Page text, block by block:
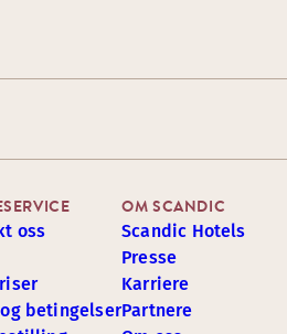
oss
betingelser
OM SCANDIC
Scandic Hotels
Presse
Karriere
Partnere